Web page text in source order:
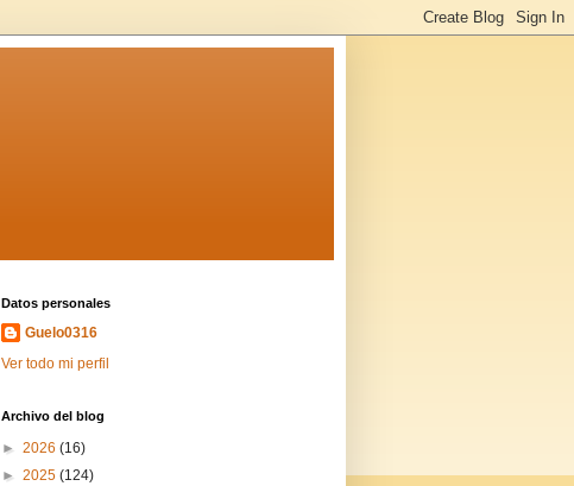
Datos personales
Guelo0316
Ver todo mi perfil
Archivo del blog
► 2026 (16)
► 2025 (124)